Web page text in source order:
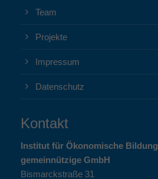
Team
Projekte
Impressum
Datenschutz
Kontakt
Institut für Ökonomische Bildung
gemeinnützige GmbH
Bismarckstraße 31